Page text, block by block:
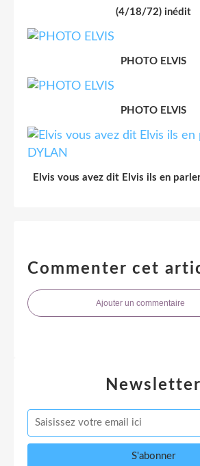
(4/18/72) inédit
PHOTO ELVIS
PHOTO ELVIS
Elvis vous avez dit Elvis ils en
Commenter cet
Ajouter un commentaire
Newsletter